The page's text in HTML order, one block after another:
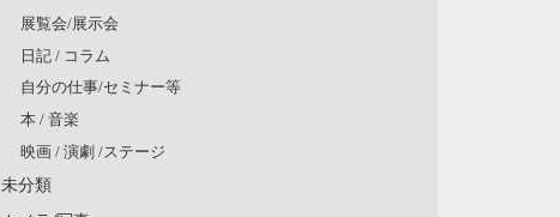
展覧会/展示会
日記 / コラム
自分の仕事/セミナー等
本 / 音楽
映画 / 演劇 /ステージ
未分類